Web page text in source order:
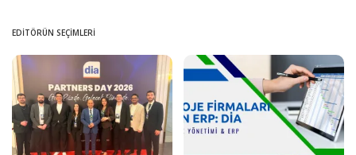
EDITÖRÜN SEÇIMLERI